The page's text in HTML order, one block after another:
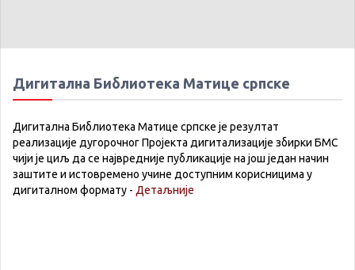
Дигитална Библиотека Матице српске
Дигитална Библиотека Матице српске је резултат
реализације дугорочног Пројекта дигитализације збирки БМС
чији је циљ да се највредније публикације на још један начин
заштите и истовремено учине доступним корисницима у
дигиталном формату - Детаљније